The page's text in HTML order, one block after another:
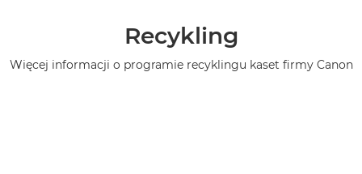
Recykling
Więcej informacji o programie recyklingu kaset firmy Canon